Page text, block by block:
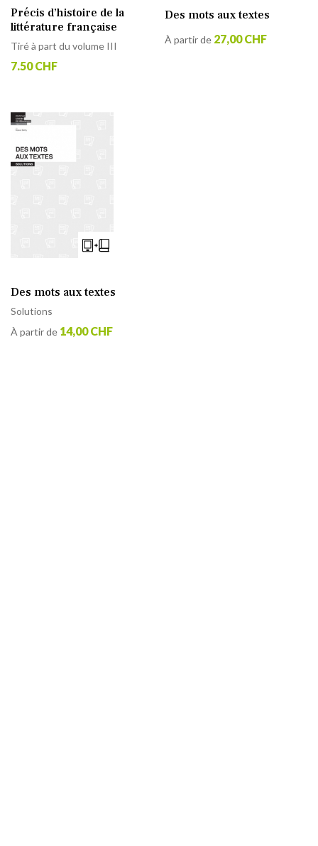
Précis d’histoire de la
littérature française
Tiré à part du volume III
7.50 CHF
Des mots aux textes
À partir de 27,00 CHF
Des mots aux textes
Solutions
À partir de 14,00 CHF